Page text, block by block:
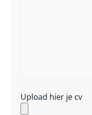
Upload hier je cv